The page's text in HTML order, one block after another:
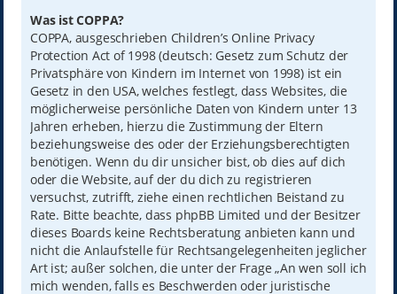
Was ist COPPA?
COPPA, ausgeschrieben Children’s Online Privacy
Protection Act of 1998 (deutsch: Gesetz zum Schutz der
Privatsphäre von Kindern im Internet von 1998) ist ein
Gesetz in den USA, welches festlegt, dass Websites, die
möglicherweise persönliche Daten von Kindern unter 13
Jahren erheben, hierzu die Zustimmung der Eltern
beziehungsweise des oder der Erziehungsberechtigten
benötigen. Wenn du dir unsicher bist, ob dies auf dich
oder die Website, auf der du dich zu registrieren
versuchst, zutrifft, ziehe einen rechtlichen Beistand zu
Rate. Bitte beachte, dass phpBB Limited und der Besitzer
dieses Boards keine Rechtsberatung anbieten kann und
nicht die Anlaufstelle für Rechtsangelegenheiten jeglicher
Art ist; außer solchen, die unter der Frage „An wen soll ich
mich wenden, falls es Beschwerden oder juristische